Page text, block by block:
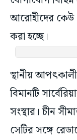
আরোহীদের কেউ
করা হচ্ছে।
স্থানীয়
বিমানটি
সংস্থার। চীন
সেটির সঙ্গে